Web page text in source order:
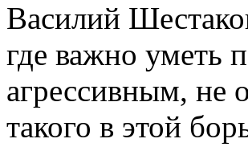
Василий
где важно уметь
агрессивным, не
такого в этой